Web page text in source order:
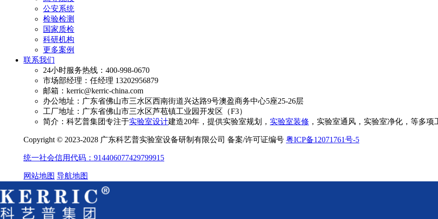
公安系统
检验检测
国家质检
科研机构
更多案例
联系我们
24小时服务热线：400-998-0670
市场部经理：任经理 13202956879
邮箱：kerric@kerric-china.com
办公地址：广东省佛山市三水区西南街道兴达路9号澳盈商务中心5座25-26层
工厂地址：广东省佛山市三水区芦苞镇工业园开发区（F3）
简介：科艺普集团专注于实验室设计建造20年，提供实验室规划， 实验室装修 ，实验室通风，实验室净化，等多项
Copyright © 2023-2028 广东科艺普实验室设备研制有限公司 备案/许可证编号 粤ICP备12071761号-5
统一社会信用代码：914406077429799915
网站地图 导航地图